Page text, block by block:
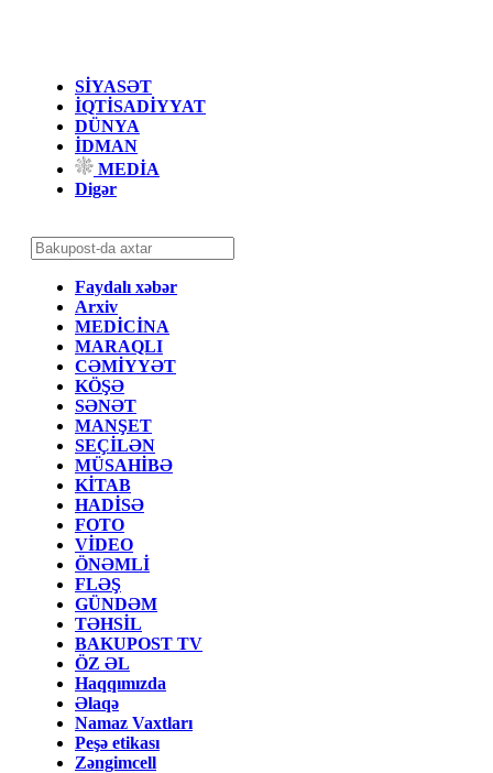
SİYASƏT
İQTİSADİYYAT
DÜNYA
İDMAN
MEDİA
Digər
Faydalı xəbər
Arxiv
MEDİCİNA
MARAQLI
CƏMİYYƏT
KÖŞƏ
SƏNƏT
MANŞET
SEÇİLƏN
MÜSAHİBƏ
KİTAB
HADİSƏ
FOTO
VİDEO
ÖNƏMLİ
FLƏŞ
GÜNDƏM
TƏHSİL
BAKUPOST TV
ÖZ ƏL
Haqqımızda
Əlaqə
Namaz Vaxtları
Peşə etikası
Zəngimcell